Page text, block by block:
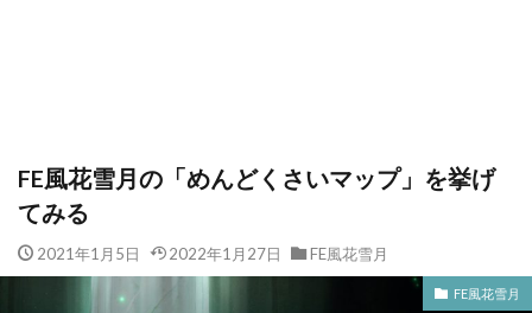
FE風花雪月の「めんどくさいマップ」を挙げ
てみる
2021年1月5日 2022年1月27日 FE風花雪月
FE風花雪月